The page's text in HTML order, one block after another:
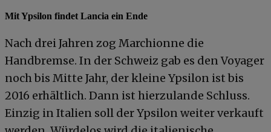
Mit Ypsilon findet Lancia ein Ende
Nach drei Jahren zog Marchionne die
Handbremse. In der Schweiz gab es den Voyager
noch bis Mitte Jahr, der kleine Ypsilon ist bis
2016 erhältlich. Dann ist hierzulande Schluss.
Einzig in Italien soll der Ypsilon weiter verkauft